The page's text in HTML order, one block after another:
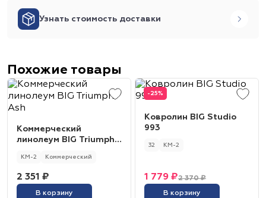
Узнать стоимость доставки
Похожие товары
Коммерческий
линолеум BIG Triumph
КМ-2 Коммерческий
2 351 ₽
В корзину
-25%
Ковролин BIG Studio
993
32 КМ-2
2 370 ₽
1 779 ₽
В корзину